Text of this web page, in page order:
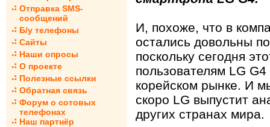
Отправка SMS-
сообщений
Б/у телефоны
Сайты
Наши опросы
О проекте
Полезные ссылки
Обратная связь
Форум о сотовых
телефонах
Наш партнёр
И, похоже, что в
остались довольны
поскольку сегодня
пользователям LG
корейском рынке. И
скоро LG выпустит
других странах мира.